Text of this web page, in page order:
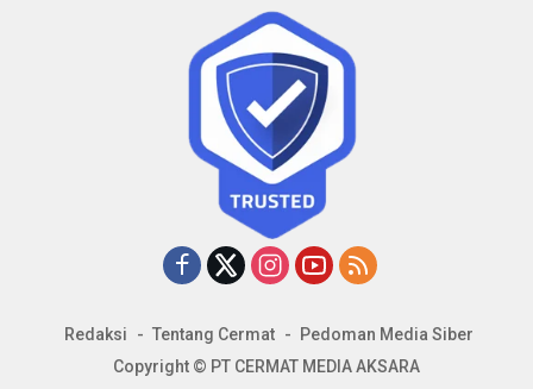
Redaksi Tentang Cermat
Pedoman Media Siber
Copyright © PT CERMAT MEDIA AKSARA